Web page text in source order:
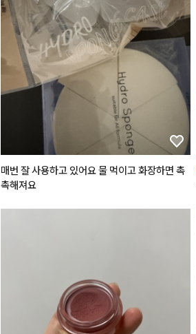
04 jazz ]
눈밑 애교살 중앙부터 외곽으로 퍼뜨려 준다
#데일리메이크업 #메이크업튜토리얼#make
uptutorial
매번 잘 사용하고 있어요 물 먹이고 화장하면 촉
촉해져요